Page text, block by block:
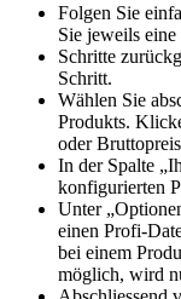
Folgen Sie
Sie jeweils
Schritte
Schritt.
Wählen Sie
Produkts.
oder
In der Spalte
konfigurierten
Unter
einen Profi-
bei einem
möglich, wird